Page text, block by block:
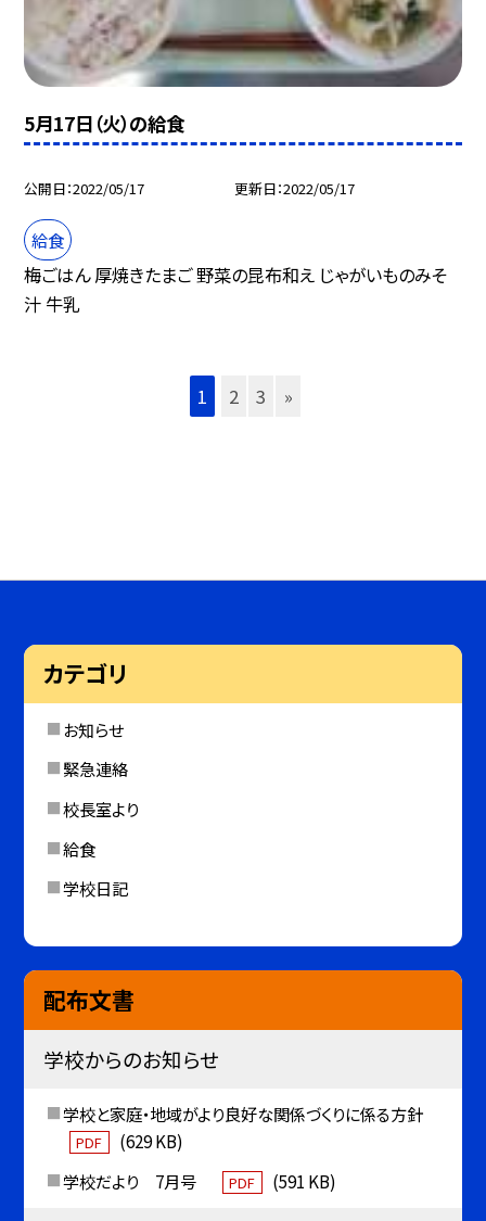
5月17日（火）の給食
公開日 2022/05/17 更新日 2022/05/17
給食
梅ごはん 厚焼きたまご 野菜の昆布和え じゃがいものみそ
汁 牛乳
1 2 3 »
カテゴリ
お知らせ
緊急連絡
校長室より
給食
学校日記
配布文書
学校からのお知らせ
学校と家庭・地域がより良好な関係づくりに係る方針
PDF
(629 KB)
学校だより 7月号
PDF (591 KB)